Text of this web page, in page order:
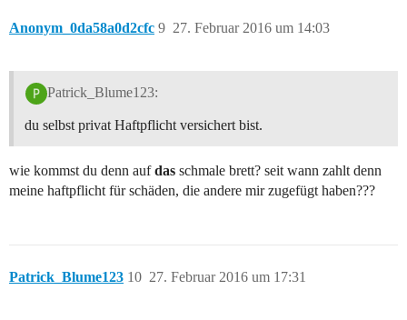
Anonym_0da58a0d2cfc 27. Februar 2016 um 14:03
9
Patrick_Blume123:
du selbst privat Haftpflicht versichert bist.
wie kommst du denn aufdas schmale brett? seit wann zahlt denn
meine haftpflicht für schäden, die andere mir zugefügt haben???
Patrick_Blume123 27. Februar 2016 um 17:31
10